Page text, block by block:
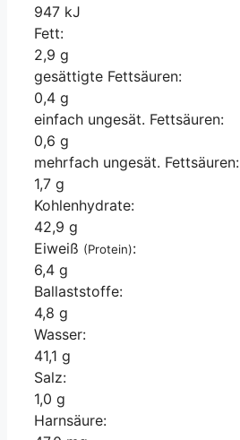
947 kJ
Fett:
2,9 g
gesättigte Fettsäuren:
0,4 g
einfach ungesät. Fettsäuren:
0,6 g
mehrfach ungesät. Fettsäuren:
1,7 g
Kohlenhydrate:
42,9 g
Eiweiß (Protein):
6,4 g
Ballaststoffe:
4,8 g
Wasser:
41,1 g
Salz:
1,0 g
Harnsäure: